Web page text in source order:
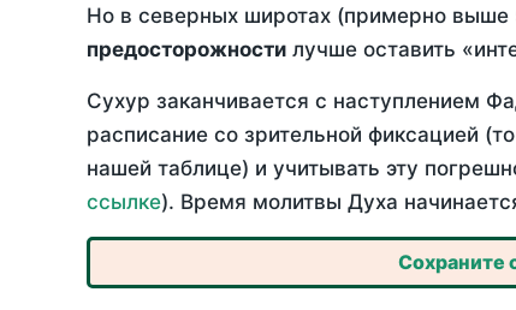
Но в северных широтах (примерно выше
предосторожности лучше оставить
Сухур заканчивается с наступлением
расписание со зрительной фиксацией
нашей таблице) и учитывать эту
ссылке). Время молитвы Духа
Сохраните